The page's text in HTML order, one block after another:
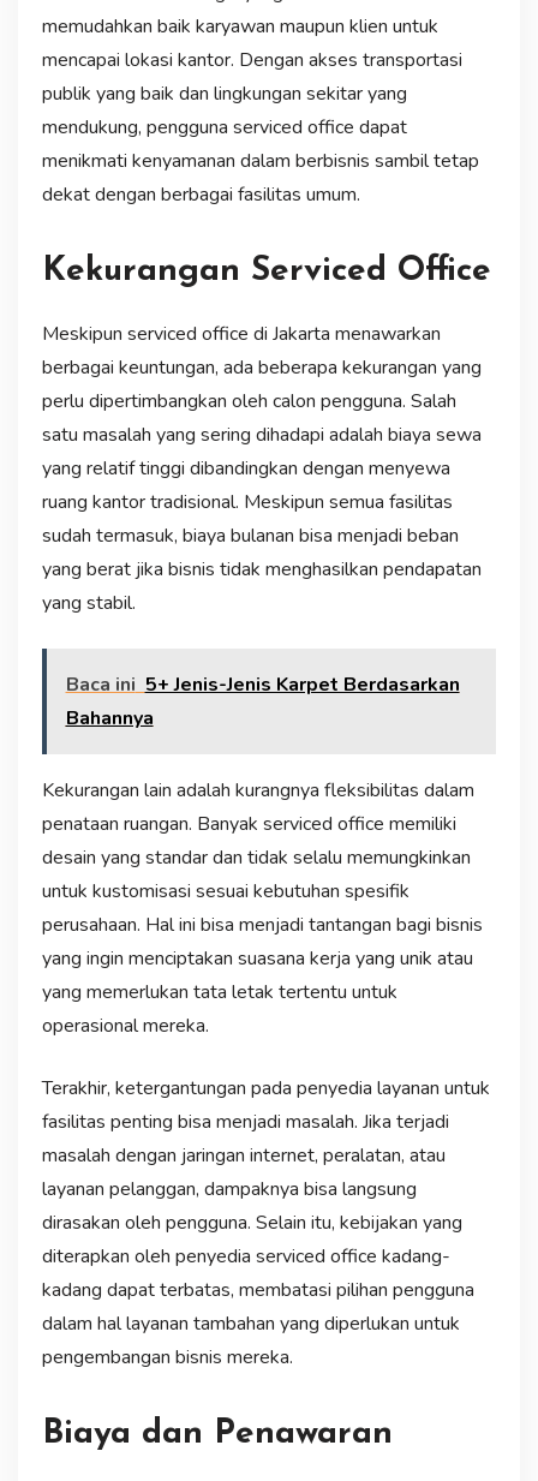
memudahkan baik karyawan maupun klien untuk
mencapai lokasi kantor. Dengan akses transportasi
publik yang baik dan lingkungan sekitar yang
mendukung, pengguna serviced office dapat
menikmati kenyamanan dalam berbisnis sambil tetap
dekat dengan berbagai fasilitas umum.
Kekurangan Serviced Office
Meskipun serviced office di Jakarta menawarkan
berbagai keuntungan, ada beberapa kekurangan yang
perlu dipertimbangkan oleh calon pengguna. Salah
satu masalah yang sering dihadapi adalah biaya sewa
yang relatif tinggi dibandingkan dengan menyewa
ruang kantor tradisional. Meskipun semua fasilitas
sudah termasuk, biaya bulanan bisa menjadi beban
yang berat jika bisnis tidak menghasilkan pendapatan
yang stabil.
Baca ini 5+ Jenis-Jenis Karpet Berdasarkan
Bahannya
Kekurangan lain adalah kurangnya fleksibilitas dalam
penataan ruangan. Banyak serviced office memiliki
desain yang standar dan tidak selalu memungkinkan
untuk kustomisasi sesuai kebutuhan spesifik
perusahaan. Hal ini bisa menjadi tantangan bagi bisnis
yang ingin menciptakan suasana kerja yang unik atau
yang memerlukan tata letak tertentu untuk
operasional mereka.
Terakhir, ketergantungan pada penyedia layanan untuk
fasilitas penting bisa menjadi masalah. Jika terjadi
masalah dengan jaringan internet, peralatan, atau
layanan pelanggan, dampaknya bisa langsung
dirasakan oleh pengguna. Selain itu, kebijakan yang
diterapkan oleh penyedia serviced office kadang-
kadang dapat terbatas, membatasi pilihan pengguna
dalam hal layanan tambahan yang diperlukan untuk
pengembangan bisnis mereka.
Biaya dan Penawaran